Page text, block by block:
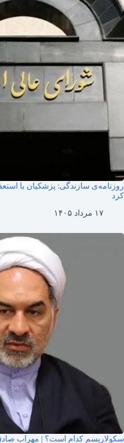
روزنامه‌ی سازندگی: پزشکیان با
کرد
۱۷ مرداد ۱۴۰۵
سکولاریسم کدام است؟ | مهراب